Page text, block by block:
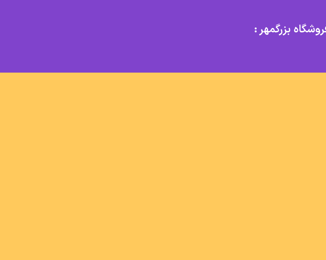
بزرگمهر :